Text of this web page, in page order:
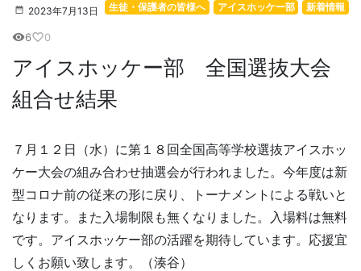
2023年7月13日 新着情報
アイスホッケー部
生徒・保護者の皆様へ
visibility6favorite_border0
アイスホッケー部 全国選抜大会
組合せ結果
７月１２日（水）に第１８回全国高等学校選抜アイスホッ
ケー大会の組み合わせ抽選会が行われました。今年度は新
型コロナ前の従来の形に戻り、トーナメントによる戦いと
なります。また入場制限も無くなりました。入場料は無料
です。アイスホッケー部の活躍を期待しています。応援宜
しくお願い致します。（湊谷）